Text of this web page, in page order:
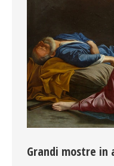
Grandi mostre in